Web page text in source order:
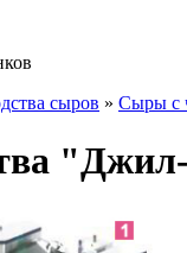
сыров » Сыры с